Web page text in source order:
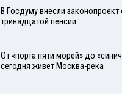
В Госдуму внесли законопроект
тринадцатой пенсии
От «порта пяти морей» до
сегодня живет Москва-река